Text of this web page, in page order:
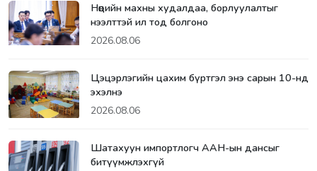
Нөөцийн махны худалдаа, борлуулалтыг
нээлттэй ил тод болгоно
2026.08.06
Цэцэрлэгийн цахим бүртгэл энэ сарын 10-нд
эхэлнэ
2026.08.06
Шатахуун импортлогч ААН-ын дансыг
битүүмжлэхгүй